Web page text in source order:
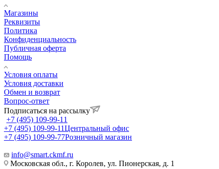
Магазины
Реквизиты
Политика
Конфиденциальность
Публичная оферта
Помощь
Условия оплаты
Условия доставки
Обмен и возврат
Вопрос-ответ
Подписаться на рассылку
+7 (495) 109-99-11
+7 (495) 109-99-11Центральный офис
+7 (495) 109-99-77Розничный магазин
info@smart.ckmf.ru
Московская обл., г. Королев, ул. Пионерская, д. 1